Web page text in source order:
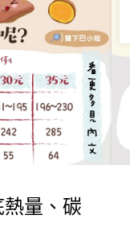
量、碳